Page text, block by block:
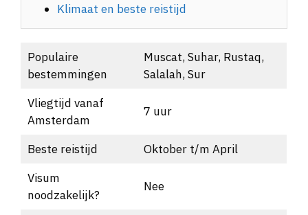
Klimaat en beste reistijd
Populaire
bestemmingen
Muscat, Suhar, Rustaq,
Salalah, Sur
Vliegtijd vanaf
Amsterdam
7 uur
Beste reistijd
Oktober t/m April
Visum
noodzakelijk?
Nee